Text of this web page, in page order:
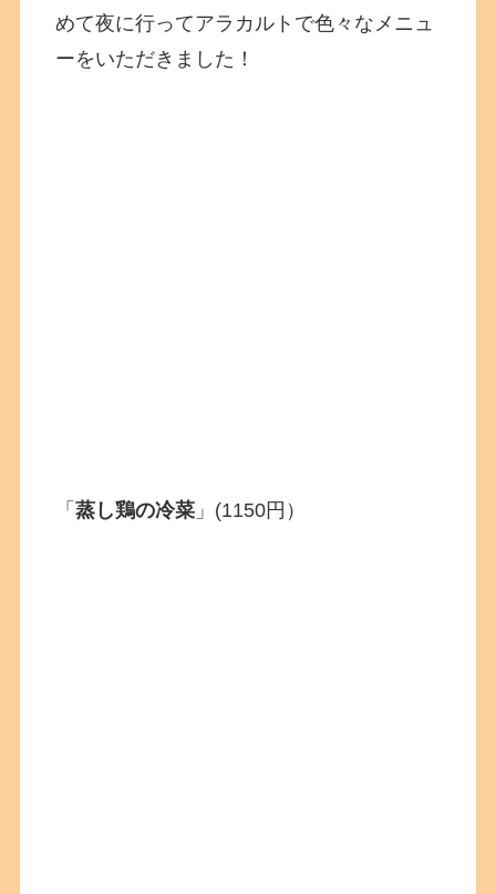
めて夜に行ってアラカルトで色々なメニュ
ーをいただきました！
「蒸し鶏の冷菜 」(1150円）